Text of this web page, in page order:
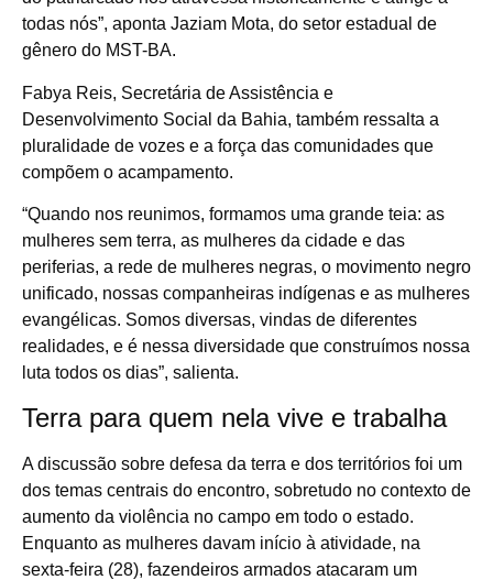
todas nós”, aponta Jaziam Mota, do setor estadual de
gênero do MST-BA.
Fabya Reis, Secretária de Assistência e
Desenvolvimento Social da Bahia, também ressalta a
pluralidade de vozes e a força das comunidades que
compõem o acampamento.
“Quando nos reunimos, formamos uma grande teia: as
mulheres sem terra, as mulheres da cidade e das
periferias, a rede de mulheres negras, o movimento negro
unificado, nossas companheiras indígenas e as mulheres
evangélicas. Somos diversas, vindas de diferentes
realidades, e é nessa diversidade que construímos nossa
luta todos os dias”, salienta.
Terra para quem nela vive e trabalha
A discussão sobre defesa da terra e dos territórios foi um
dos temas centrais do encontro, sobretudo no contexto de
aumento da violência no campo em todo o estado.
Enquanto as mulheres davam início à atividade, na
sexta-feira (28), fazendeiros armados atacaram um